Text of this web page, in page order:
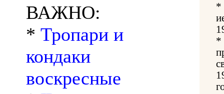
ВАЖНО:
* Тропари и
кондаки
воскресные
*
*